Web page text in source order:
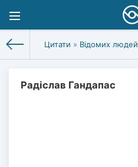
Цитати » Відомих людей
Радіслав Гандапас